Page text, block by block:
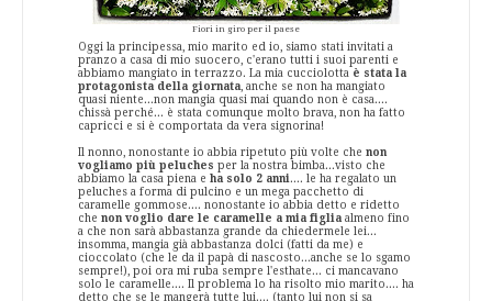
Fiori in giro per il paese
Oggi la principessa, mio marito ed io, siamo stati invitati a
pranzo a casa di mio suocero, c'erano tutti i suoi parenti e
abbiamo mangiato in terrazzo. La mia cucciolotta è stata la
protagonista della giornata , anche se non ha mangiato
quasi niente...non mangia quasi mai quando non è casa....
chissà perché... è stata comunque molto brava, non ha fatto
capricci e si è comportata da vera signorina!
Il nonno, nonostante io abbia ripetuto più volte che non
vogliamo più peluches per la nostra bimba...visto che
abbiamo la casa piena e ha solo 2 anni.... le ha regalato un
peluches a forma di pulcino e un mega pacchetto di
caramelle gommose.... nonostante io abbia detto e ridetto
che non voglio dare le caramelle a mia figlia almeno fino
a che non sarà abbastanza grande da chiedermele lei...
insomma, mangia già abbastanza dolci (fatti da me) e
cioccolato (che le da il papà di nascosto...anche se lo sgamo
sempre!), poi ora mi ruba sempre l'esthate... ci mancavano
solo le caramelle.... Il problema lo ha risolto mio marito.... ha
detto che se le mangerà tutte lui.... (tanto lui non si sa